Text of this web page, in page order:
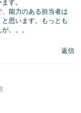
す。
能力のある担当者は
思います。もっとも
。。。
返信